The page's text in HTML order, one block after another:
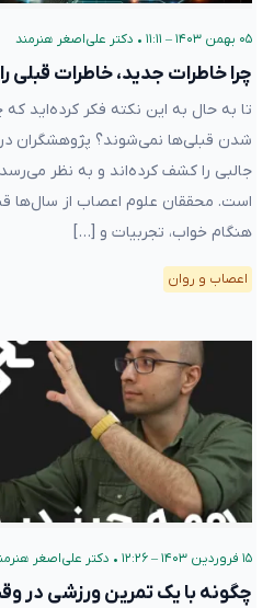
۰۵ بهمن ۱۴۰۳ – ۱۱:۱۱ • دکتر علی‌اصغر هنرمند
چرا خاطرات جدید، خاطرات قبلی
تا به حال به این نکته فکر کرده‌اید
شدن قبلی‌ها نمی‌شوند؟ پژوهشگران
جالبی را کشف کرده‌اند و به نظر
است. محققان علوم اعصاب از سال‌ها
هنگام خواب، تجربیات و […]
اعصاب و روان
۱۵ فروردین ۱۴۰۳ – ۱۲:۲۶ • دکتر علی‌اصغر
چگونه با یک تمرین ورزشی در